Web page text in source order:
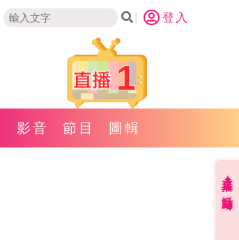
登入
1
影音 節目 圖輯
直播✦活動